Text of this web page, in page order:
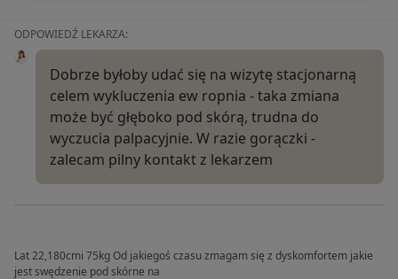
ODPOWIEDŹ LEKARZA:
Dobrze byłoby udać się na wizytę stacjonarną
celem wykluczenia ew ropnia - taka zmiana
może być głęboko pod skórą, trudna do
wyczucia palpacyjnie. W razie gorączki -
zalecam pilny kontakt z lekarzem
Lat 22,180cmi 75kg Od jakiegoś czasu zmagam się z dyskomfortem jakie
jest swędzenie pod skórne na